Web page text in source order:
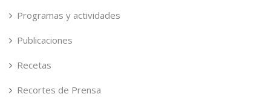
Programas y actividades
Publicaciones
Recetas
Recortes de Prensa